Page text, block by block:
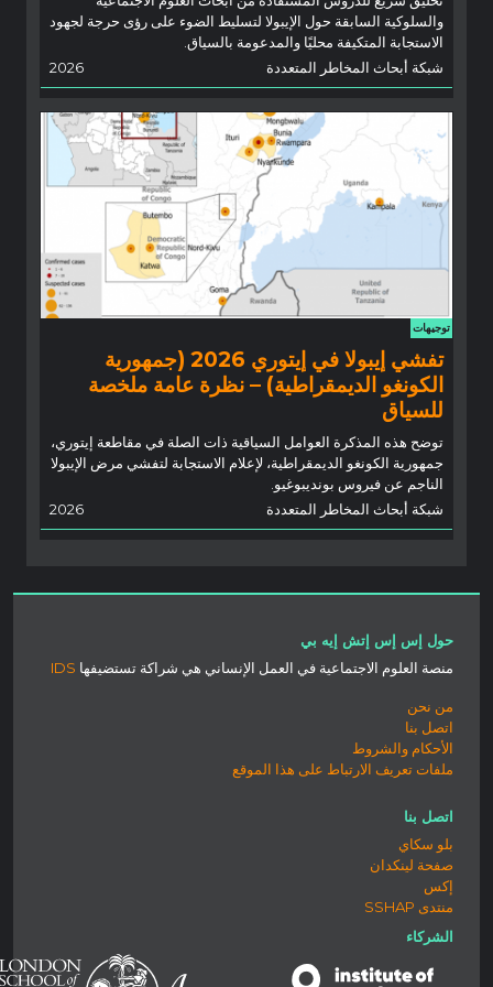
والسلوكية السابقة حول الإيبولا لتسليط الضوء على رؤى حرجة لجهود
الاستجابة المتكيفة محليًا والمدعومة بالسياق.
شبكة أبحاث المخاطر المتعددة
2026
توجيهات
تفشي إيبولا في إيتوري 2026 (جمهورية
الكونغو الديمقراطية) – نظرة عامة ملخصة
للسياق
توضح هذه المذكرة العوامل السياقية ذات الصلة في مقاطعة إيتوري،
جمهورية الكونغو الديمقراطية، لإعلام الاستجابة لتفشي مرض الإيبولا
الناجم عن فيروس بونديبوغيو.
شبكة أبحاث المخاطر المتعددة
2026
حول إس إس إتش إيه بي
منصة العلوم الاجتماعية في العمل الإنساني هي شراكة تستضيفها IDS
من نحن
اتصل بنا
الأحكام والشروط
ملفات تعريف الارتباط على هذا الموقع
اتصل بنا
بلو سكاي
صفحة لينكدان
إكس
منتدى SSHAP
الشركاء